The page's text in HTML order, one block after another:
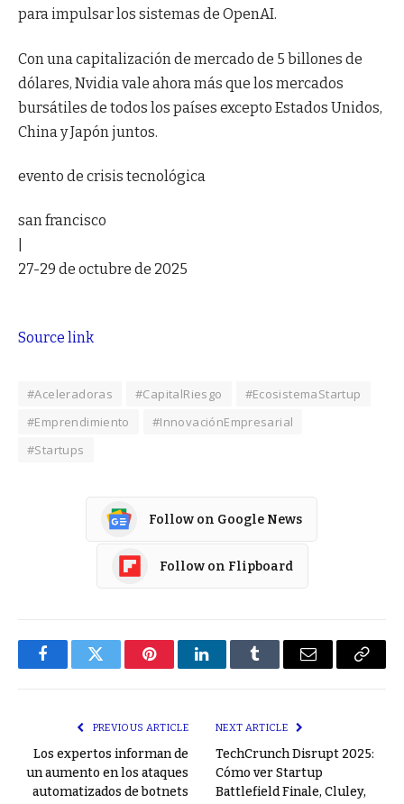
para impulsar los sistemas de OpenAI.
Con una capitalización de mercado de 5 billones de
dólares, Nvidia vale ahora más que los mercados
bursátiles de todos los países excepto Estados Unidos,
China y Japón juntos.
evento de crisis tecnológica
san francisco
27-29 de octubre de 2025
Source link
#Aceleradoras #CapitalRiesgo
#EcosistemaStartup
#Emprendimiento
#InnovaciónEmpresarial
#Startups
Follow on Google News
Follow on Flipboard
FacebookTwitter PinterestLinkedInTumblr Email
Copy
PREVIOUS ARTICLE
Los expertos informan de
un aumento en los ataques
automatizados de botnets
NEXT ARTICLE
TechCrunch Disrupt 2025:
Cómo ver Startup
Battlefield Finale, Cluley,